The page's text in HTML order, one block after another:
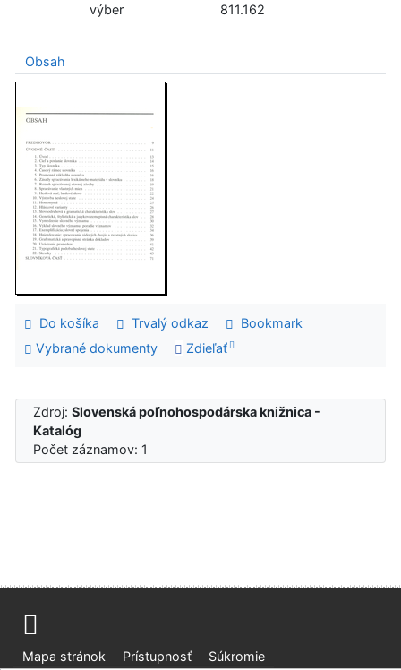
výber
811.162
Obsah
Do košíka Trvalý odkaz
Bookmark
Vybrané dokumenty
Zdieľať
Zdroj:Slovenská poľnohospodárska knižnica -
Katalóg
Počet záznamov: 1
Mapa stránok Prístupnosť Súkromie